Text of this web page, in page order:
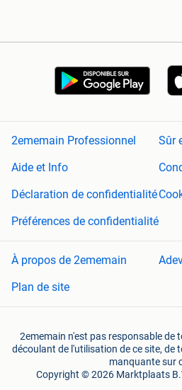
2ememain Professionnel
Sûr
Aide et Info
Déclaration de confidentialité
Préférences de confidentialité
À propos de 2ememain
Plan de site
2ememain n'est pas responsable
découlant de l'utilisation de ce site,
manquante sur
Copyright © 2026 Marktplaats